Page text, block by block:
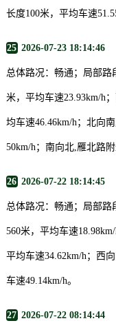
长度100米，平均车速
25 2026-07-23 18:14:46
总体路况：畅通；局部路
米，平均车速23.93km/h
均车速46.46km/h；北向
50km/h；南向北,雁北路
26 2026-07-22 18:14:45
总体路况：畅通；局部
560米，平均车速
平均车速34.62km/h；西
车速49.14km/h。
27 2026-07-22 08:14:44